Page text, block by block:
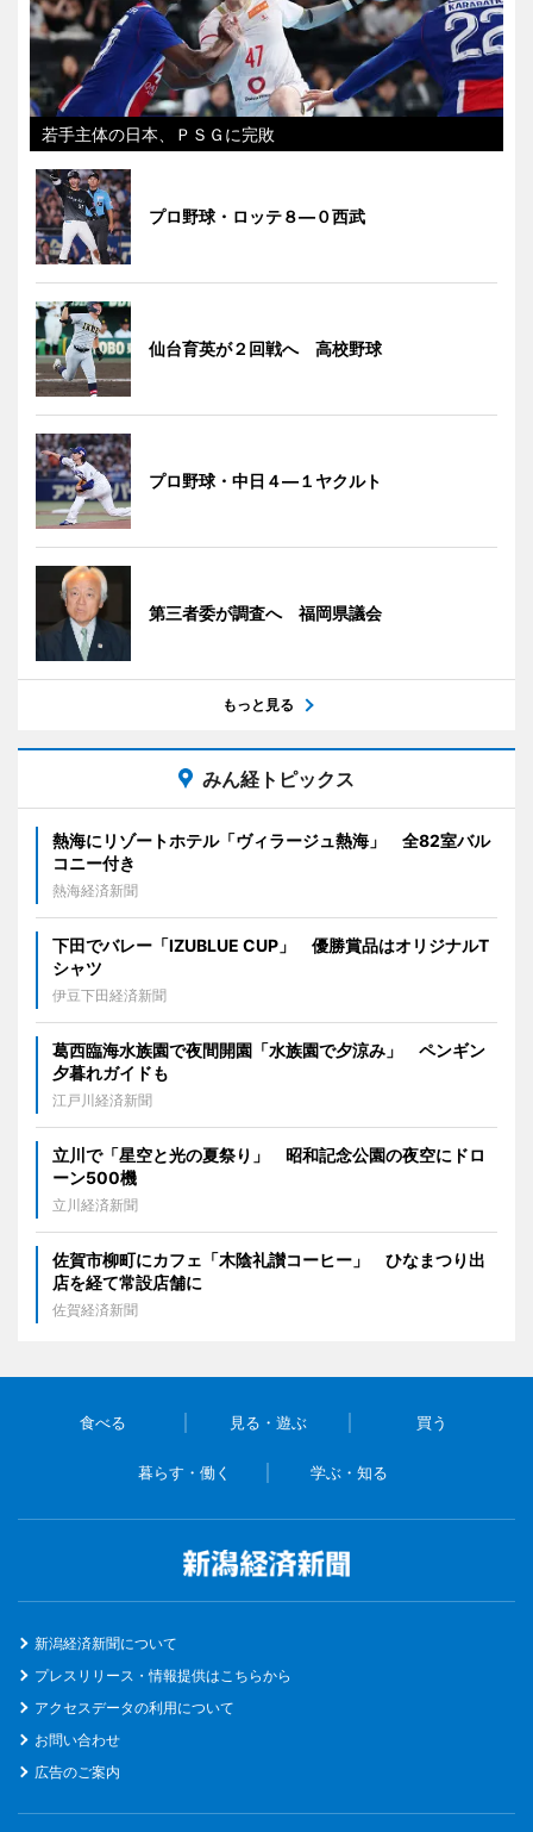
若手主体の日本、ＰＳＧに完敗
プロ野球・ロッテ８―０西武
仙台育英が２回戦へ 高校野球
プロ野球・中日４―１ヤクルト
第三者委が調査へ 福岡県議会
もっと見る
みん経トピックス
熱海にリゾートホテル「ヴィラージュ熱海」 全82室バル
コニー付き
熱海経済新聞
下田でバレー「IZUBLUE CUP」 優勝賞品はオリジナルT
シャツ
伊豆下田経済新聞
葛西臨海水族園で夜間開園「水族園で夕涼み」 ペンギン
夕暮れガイドも
江戸川経済新聞
立川で「星空と光の夏祭り」 昭和記念公園の夜空にドロ
ーン500機
立川経済新聞
佐賀市柳町にカフェ「木陰礼讃コーヒー」 ひなまつり出
店を経て常設店舗に
佐賀経済新聞
食べる 見る・遊ぶ 買う
暮らす・働く 学ぶ・知る
新潟経済新聞について
プレスリリース・情報提供はこちらから
アクセスデータの利用について
お問い合わせ
広告のご案内